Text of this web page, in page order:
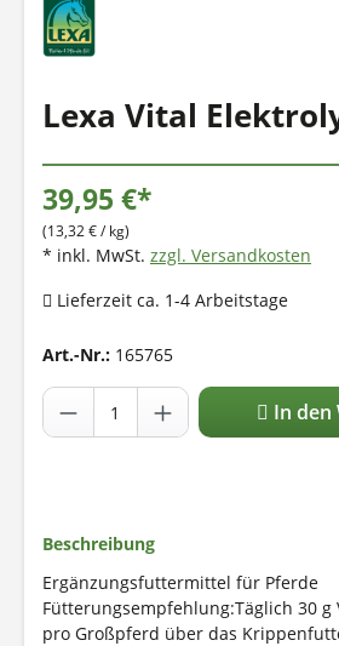
Lexa Vital
39,95 €*
(13,32 € / kg)
* inkl. MwSt. zzgl. Versandkosten
Lieferzeit ca. 1-4 Arbeitstage
Art.-Nr.: 165765
In den
Beschreibung
Ergänzungsfuttermittel für Pferde
Fütterungsempfehlung:Täglich 30 g
pro Großpferd über das